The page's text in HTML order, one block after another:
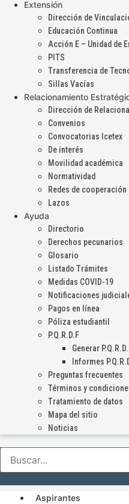
Extensión
Dirección de
Educación Continua
Acción E – Unidad de
PITS
Transferencia de
Sillas Vacías
Relacionamiento
Dirección de
Convenios
Convocatorias Icetex
De interés
Movilidad académica
Normatividad
Redes de cooperación
Lazos
Ayuda
Directorio
Derechos pecunarios
Glosario
Listado Trámites
Medidas COVID-19
Notificaciones
Pagos en línea
Póliza estudiantil
P.Q.R.D.F
Generar
Informes
Preguntas frecuentes
Términos y
Tratamiento de datos
Mapa del sitio
Noticias
Aspirantes